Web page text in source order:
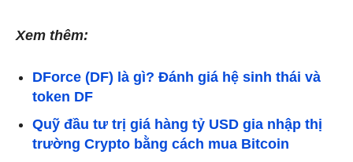
Xem thêm:
DForce (DF) là gì? Đánh giá hệ sinh thái và
token DF
Quỹ đầu tư trị giá hàng tỷ USD gia nhập thị
trường Crypto bằng cách mua Bitcoin